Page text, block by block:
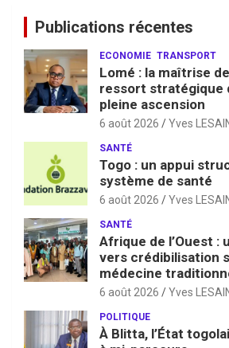
Publications récentes
ECONOMIE TRANSPORT
Lomé : la maîtrise
ressort stratégique
pleine ascension
6 août 2026 Yves
SANTÉ
Togo : un appui
système de santé
6 août 2026 Yves
SANTÉ
Afrique de l’Ouest :
vers crédibilisation
médecine
6 août 2026 Yves
POLITIQUE
À Blitta, l’État